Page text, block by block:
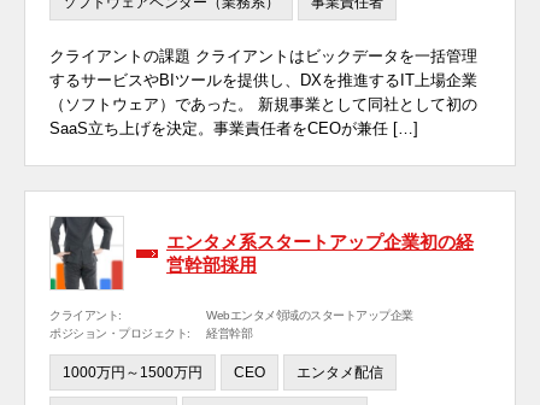
クライアントの課題 クライアントはビックデータを一括管理
するサービスやBIツールを提供し、DXを推進するIT上場企業
（ソフトウェア）であった。 新規事業として同社として初の
SaaS立ち上げを決定。事業責任者をCEOが兼任 […]
エンタメ系スタートアップ企業初の経
営幹部採用
クライアント:
Webエンタメ領域のスタートアップ企業
ポジション・プロジェクト:
経営幹部
1000万円～1500万円 CEO エンタメ配信